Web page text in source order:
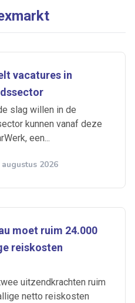
vacatures in
slag willen in de
kunnen vanaf deze
een...
2026
moet ruim 24.000
reiskosten
uitzendkrachten ruim
netto reiskosten